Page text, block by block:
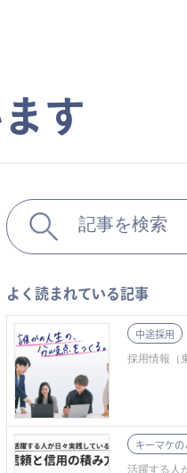
す
よく読まれている記事
中途採用
採用情報（
キーマケの
活躍する人